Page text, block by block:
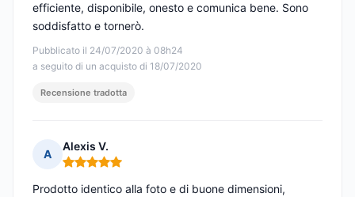
Pubblicato il 24/07/2020 à 08h24
a seguito di un acquisto di 18/07/2020
efficiente, disponibile, onesto e comunica bene. Sono
soddisfatto e tornerò.
Recensione tradotta
A
Alexis V.
Nota: 5 su 5
Prodotto identico alla foto e di buone dimensioni,